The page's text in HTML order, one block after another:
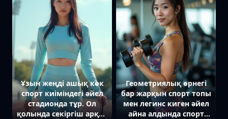
жабдықталған жаттығу
залының қабырғалары
көрінеді. Жарық жылы,
екпін оның сенімділігі
мен кәсібилігіне
қойылған.
назар аударған.
Артында спорт маттары
мен керек-жарақтар
көрінеді. Жарық табиғи,
екпін бұлшық еттері
мен дұрыс техникасына
қойылған.
Ұзын жеңді ашық көк
спорт киіміндегі әйел
стадионда тұр. Ол
қолында секіргіш арқан
Геометриялық өрнегі
бар жарқын спорт топы
мен легинс киген әйел
айна алдында спорт